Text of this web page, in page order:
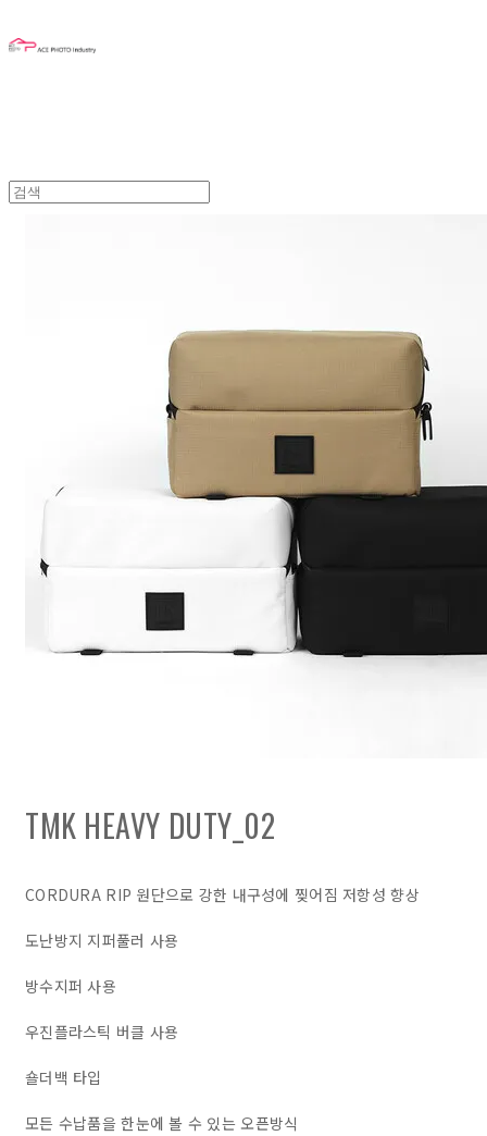
TMK HEAVY DUTY_02
CORDURA RIP 원단으로 강한 내구성에 찢어짐 저항성 향상
도난방지 지퍼풀러 사용
방수지퍼 사용
우진플라스틱 버클 사용
숄더백 타입
모든 수납품을 한눈에 볼 수 있는 오픈방식